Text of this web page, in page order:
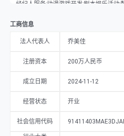
经纪人服务;动漫游戏开发;剧本娱乐活动;
软件销售;技术服务、技术开发、技术咨
推广;专业设计服务;信息技术咨询服务;互
网销售（除销售需要许可的商品）;互联
设备销售;服装服饰零售;针纺织品销售;鞋
村53号，以乔美佳为法定代表人，公司
工商信息
法人代表人 乔美佳
注册资本 200万人民币
成立日期 2024-11-12
经营状态 开业
社会信用代码